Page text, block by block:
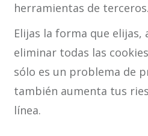
herramientas de terceros.
Elijas la forma que elijas,
eliminar todas las
sólo es un problema de
también aumenta tus
línea.